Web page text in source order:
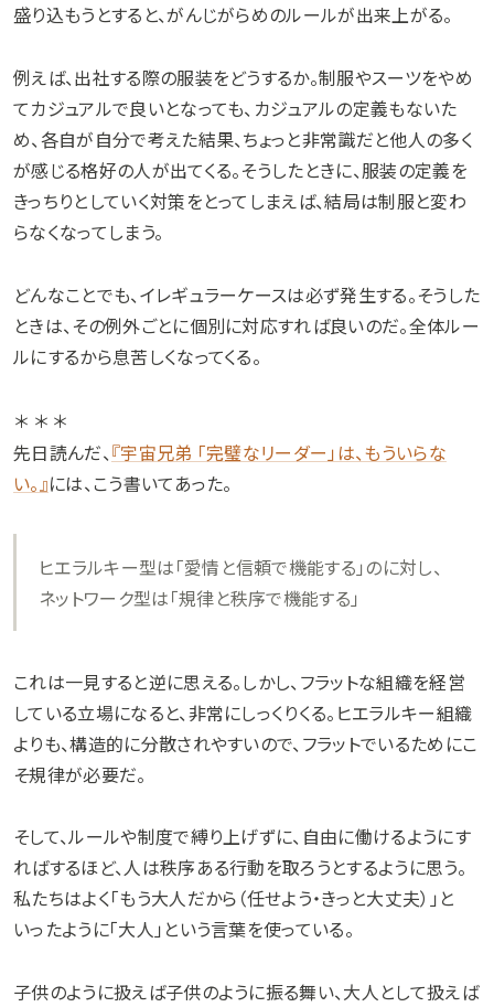
盛り込もうとすると、がんじがらめのルールが出来上がる。
例えば、出社する際の服装をどうするか。制服やスーツをやめ
てカジュアルで良いとなっても、カジュアルの定義もないた
め、各自が自分で考えた結果、ちょっと非常識だと他人の多く
が感じる格好の人が出てくる。そうしたときに、服装の定義を
きっちりとしていく対策をとってしまえば、結局は制服と変わ
らなくなってしまう。
どんなことでも、イレギュラーケースは必ず発生する。そうした
ときは、その例外ごとに個別に対応すれば良いのだ。全体ルー
ルにするから息苦しくなってくる。
＊ ＊ ＊
先日読んだ、『宇宙兄弟 「完璧なリーダー」は、もういらな
い。』には、こう書いてあった。
ヒエラルキー型は「愛情と信頼で機能する」のに対し、
ネットワーク型は「規律と秩序で機能する」
これは一見すると逆に思える。しかし、フラットな組織を経営
している立場になると、非常にしっくりくる。ヒエラルキー組織
よりも、構造的に分散されやすいので、フラットでいるためにこ
そ規律が必要だ。
そして、ルールや制度で縛り上げずに、自由に働けるようにす
ればするほど、人は秩序ある行動を取ろうとするように思う。
私たちはよく「もう大人だから（任せよう・きっと大丈夫）」と
いったように「大人」という言葉を使っている。
子供のように扱えば子供のように振る舞い、大人として扱えば